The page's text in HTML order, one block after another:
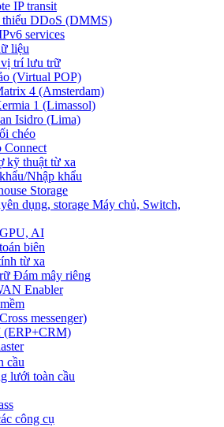
IP transit
thiểu DDoS (DMMS)
services
liệu
trí lưu trữ
(Virtual POP)
4 (Amsterdam)
1 (Limassol)
Isidro (Lima)
chéo
Connect
kỹ thuật từ xa
Nhập khẩu
Storage
dụng, storage Máy chủ, Switch,
AI
biên
từ xa
Đám mây riêng
Enabler
messenger)
(ERP+CRM)
cầu
lưới toàn cầu
công cụ